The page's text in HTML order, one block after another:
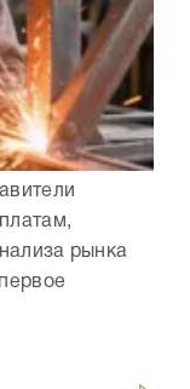
рынка